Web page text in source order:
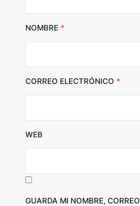
NOMBRE *
CORREO ELECTRÓNICO *
WEB
GUARDA MI NOMBRE, CORREO